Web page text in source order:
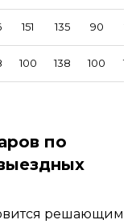
151 135 90
100 138 100
по
решающим